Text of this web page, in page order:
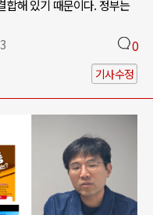
합해 있기 때문이다. 정부는
0
기사수정